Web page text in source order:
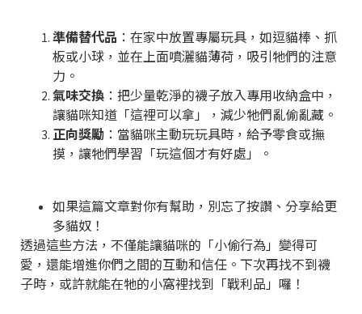
準備替代品 ：在家中放置專屬玩具，如逗貓棒、抓
板或小球，並在上面噴灑貓薄荷，吸引牠們的注意
力。
氣味交換 ：把少量乾淨的襪子放入專用收納盒中，
讓貓咪知道「這裡可以拿」，減少牠們亂偷亂藏。
正向獎勵 ：當貓咪主動玩玩具時，給予零食或撫
摸，讓牠們學習「玩這個才有好處」。
如果這篇文章對你有幫助，別忘了按讚、分享給更
多貓奴！
透過這些方法，不僅能讓貓咪的「小偷行為」變得可
愛，還能增進你們之間的互動和信任。下次再找不到襪
子時，或許就能在牠的小窩裡找到「戰利品」囉！